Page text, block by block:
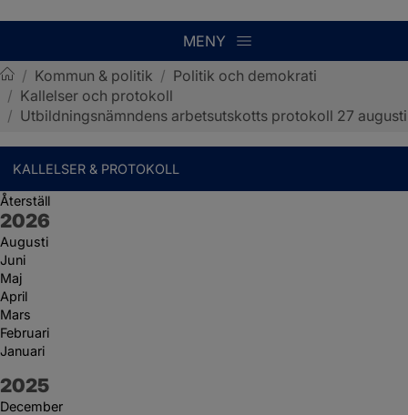
MENY
Sotenäs kommun
/ Kommun & politik / Politik och demokrati
/ Kallelser och protokoll
/ Utbildningsnämndens arbetsutskotts protokoll 27 augusti
KALLELSER & PROTOKOLL
Återställ
År:
2026
Augusti
Juni
Maj
April
Mars
Februari
Januari
År:
2025
December